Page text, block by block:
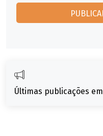
Últimas publicações em